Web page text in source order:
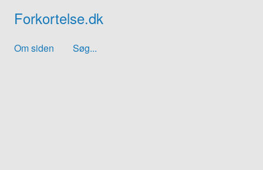
Forkortelse.dk
Om siden Søg...